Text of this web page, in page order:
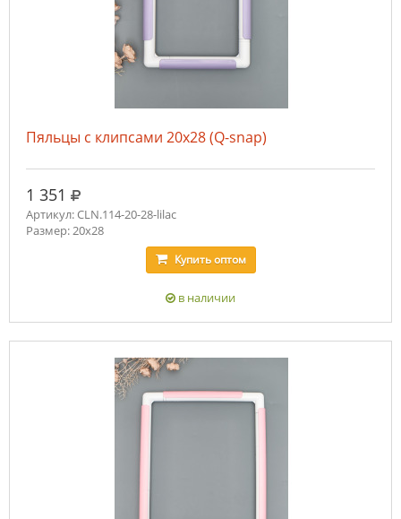
Пяльцы с клипсами 20х28 (Q-snap)
1 351 руб.
Артикул: CLN.114-20-28-lilac
Размер: 20х28
Купитьоптом
в наличии